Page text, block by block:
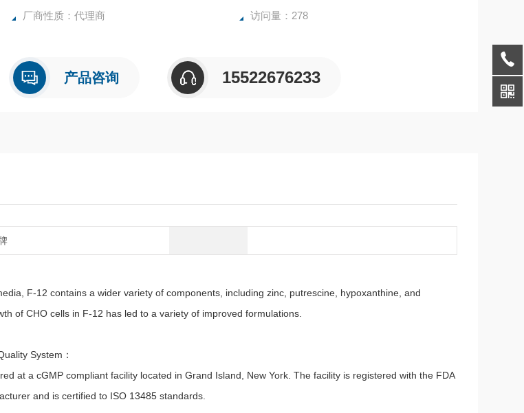
厂商性质：代理商 访问量：278
产品咨询 15522676233
F-12 contains a wider variety of components, including zinc, putrescine, hypoxanthine, and
of CHO cells in F-12 has led to a variety of improved formulations.
System：
at a cGMP compliant facility located in Grand Island, New York. The facility is registered with the FDA
and is certified to ISO 13485 standards.